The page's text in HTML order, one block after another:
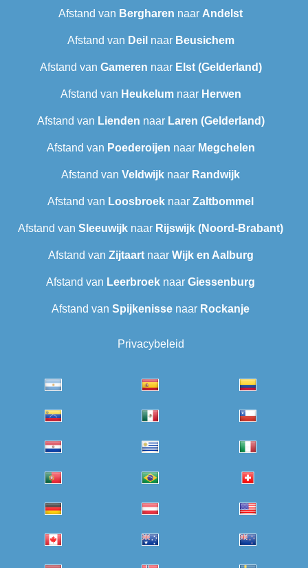
Afstand van Bergharen naar Andelst
Afstand van Deil naar Beusichem
Afstand van Gameren naar Elst (Gelderland)
Afstand van Heukelumnaar Herwen
Afstand van Lienden naar Laren (Gelderland)
Afstand van Poederoijen naar Megchelen
Afstand van Veldwijk naar Randwijk
Afstand van Loosbroek naar Zaltbommel
Afstand van Sleeuwijk naar Rijswijk (Noord-Brabant)
Afstand van Zijtaartnaar Wijk en Aalburg
Afstand van Leerbroek naar Giessenburg
Afstand van Spijkenisse naar Rockanje
Privacybeleid